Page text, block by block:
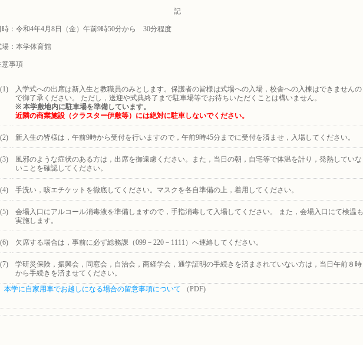
記
：令和4年4月8日（金）午前9時50分から 30分程度
：本学体育館
事項
入学式への出席は新入生と教職員のみとします。保護者の皆様は式場への入場，校舎への入棟はできませんの
で御了承ください。 ただし，送迎や式典終了まで駐車場等でお待ちいただくことは構いません。
※ 本学敷地内に駐車場を準備しています。
近隣の商業施設（クラスター伊敷等）には絶対に駐車しないでください。
(2) 新入生の皆様は，午前9時から受付を行いますので，午前9時45分までに受付を済ませ，入場してください。
(3)
風邪のような症状のある方は，出席を御遠慮ください。また，当日の朝，自宅等で体温を計り，発熱していな
いことを確認してください。
(4) 手洗い，咳エチケットを徹底してください。マスクを各自準備の上，着用してください。
(5)
会場入口にアルコール消毒液を準備しますので，手指消毒して入場してください。 また，会場入口にて検温も
実施します。
(6) 欠席する場合は，事前に必ず総務課（099－220－1111）へ連絡してください。
(7)
学研災保険，振興会，同窓会，自治会，商経学会，通学証明の手続きを済まされていない方は，当日午前８時
から手続きを済ませてください。
本学に自家用車でお越しになる場合の留意事項について （PDF)